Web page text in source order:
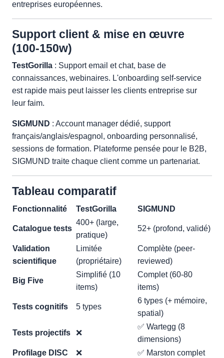
entreprises européennes.
Support client & mise en œuvre
(100-150w)
TestGorilla : Support email et chat, base de
connaissances, webinaires. L'onboarding self-service
est rapide mais peut laisser les clients entreprise sur
leur faim.
SIGMUND : Account manager dédié, support
français/anglais/espagnol, onboarding personnalisé,
sessions de formation. Plateforme pensée pour le B2B,
SIGMUND traite chaque client comme un partenariat.
Tableau comparatif
Fonctionnalité TestGorilla SIGMUND
Catalogue tests
400+ (large,
pratique)
52+ (profond, validé)
Validation
scientifique
Limitée
(propriétaire)
Complète (peer-
reviewed)
Big Five
Simplifié (10
items)
Complet (60-80
items)
Tests cognitifs 5 types
6 types (+ mémoire,
spatial)
Tests projectifs ❌
✅ Wartegg (8
dimensions)
Profilage DISC
❌ ✅ Marston complet